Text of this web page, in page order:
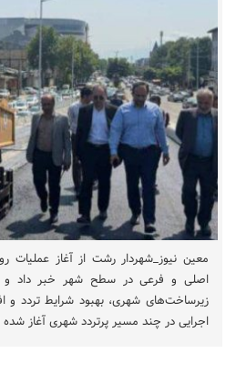
معین نیوز_شهردار رشت از آغاز
اصلی و فرعی در سطح شهر خبر داد و
زیرساخت‌های شهری، بهبود شرایط تردد و
اجرایی در چند مسیر پرتردد شهری آغاز